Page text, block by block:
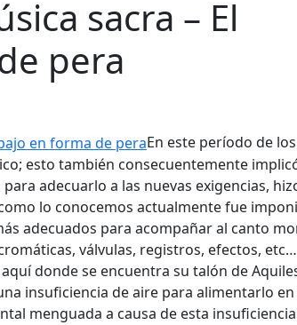
sacra – El
pera
En este período de
esto también consecuentemente
adecuarlo a las nuevas exigencias,
lo conocemos actualmente fue
adecuados para acompañar al canto
válvulas, registros, efectos,
donde se encuentra su talón de
insuficiencia de aire para alimentarlo en
menguada a causa de esta